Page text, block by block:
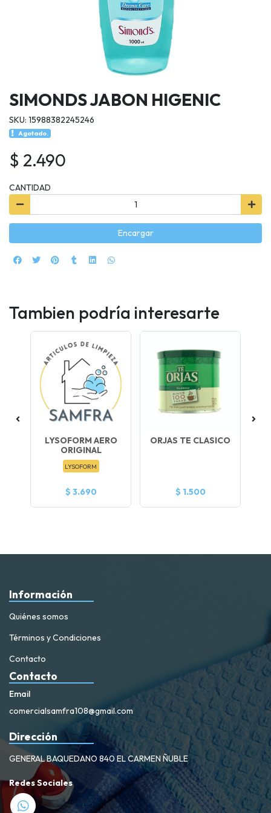
SIMONDS JABON HIGENIC
SKU: 15988382245246
Agotado.
$ 2.490
CANTIDAD
Encargar
Tambien podría interesarte
LYSOFORM AERO
ORIGINAL
LYSOFORM
$ 3.690
ORJAS TE CLASICO
$ 1.500
Información
Quiénes somos
Términos y Condiciones
Contacto
Contacto
Email
comercialsamfra108@gmail.com
Dirección
GENERAL BAQUEDANO 840 EL CARMEN ÑUBLE
Redes Sociales